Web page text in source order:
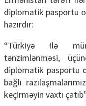
diplomatik pasportu
hazırdır:
“Türkiyə ilə
tənzimlənməsi,
diplomatik pasportu
bağlı
keçirməyin vaxtı